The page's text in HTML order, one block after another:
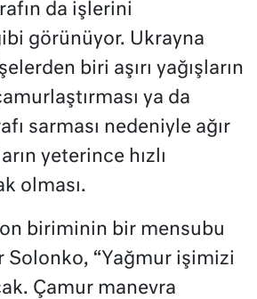
da işlerini
görünüyor. Ukrayna
biri aşırı yağışların
ya da
sarması nedeniyle ağır
yeterince hızlı
olması.
biriminin bir mensubu
Solonko, “Yağmur işimizi
Çamur manevra